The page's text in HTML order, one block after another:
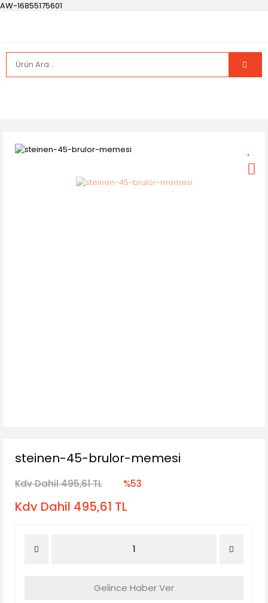
AW-16855175601
steinen-45-brulor-memesi
Kdv Dahil 495,61 TL %53
Kdv Dahil 495,61 TL
Gelince Haber Ver